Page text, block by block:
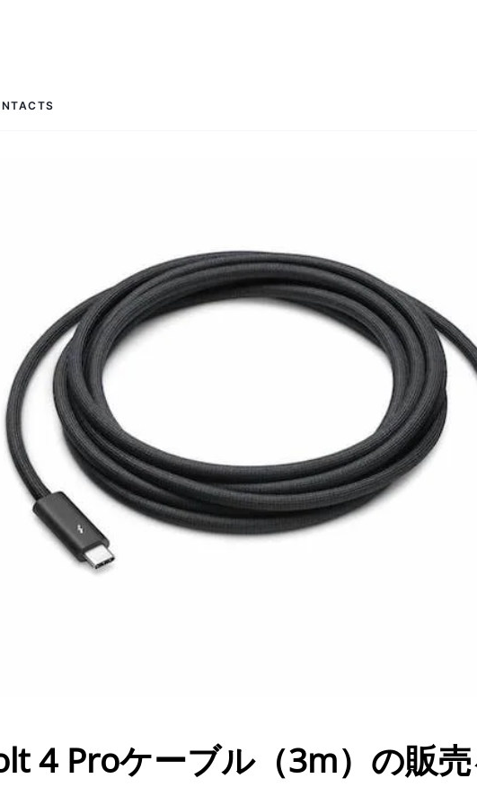
4 Proケーブル（3m）の販